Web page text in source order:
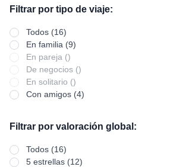
Filtrar por tipo de viaje:
Todos (16)
En familia (9)
En pareja ()
De negocios ()
En solitario ()
Con amigos (4)
Filtrar por valoración global:
Todos (16)
5 estrellas (12)